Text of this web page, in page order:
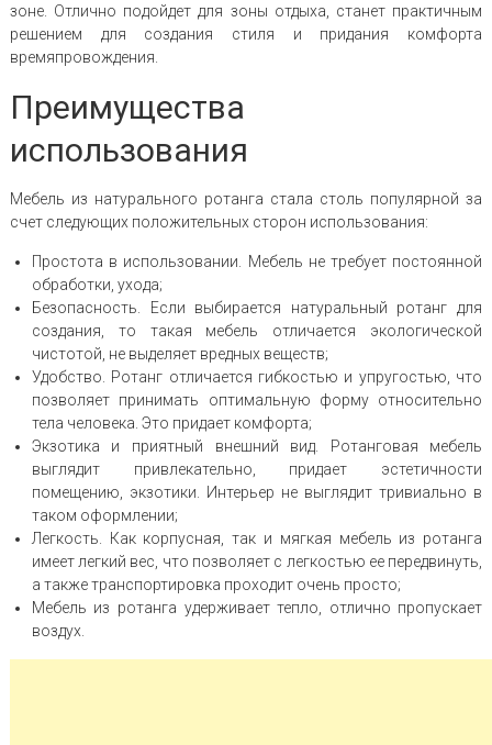
зоне. Отлично подойдет для зоны отдыха, станет практичным
решением для создания стиля и придания комфорта
времяпровождения.
Преимущества
использования
Мебель из натурального ротанга стала столь популярной за
счет следующих положительных сторон использования:
Простота в использовании. Мебель не требует постоянной
обработки, ухода;
Безопасность. Если выбирается натуральный ротанг для
создания, то такая мебель отличается экологической
чистотой, не выделяет вредных веществ;
Удобство. Ротанг отличается гибкостью и упругостью, что
позволяет принимать оптимальную форму относительно
тела человека. Это придает комфорта;
Экзотика и приятный внешний вид. Ротанговая мебель
выглядит привлекательно, придает эстетичности
помещению, экзотики. Интерьер не выглядит тривиально в
таком оформлении;
Легкость. Как корпусная, так и мягкая мебель из ротанга
имеет легкий вес, что позволяет с легкостью ее передвинуть,
а также транспортировка проходит очень просто;
Мебель из ротанга удерживает тепло, отлично пропускает
воздух.